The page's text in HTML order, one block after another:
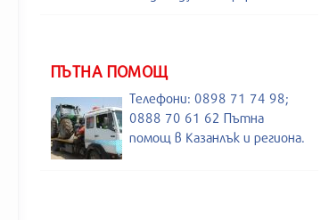
ПЪТНА ПОМОЩ
Телефони: 0898 71 74 98;
0888 70 61 62 Пътна
помощ в Казанлък и региона.